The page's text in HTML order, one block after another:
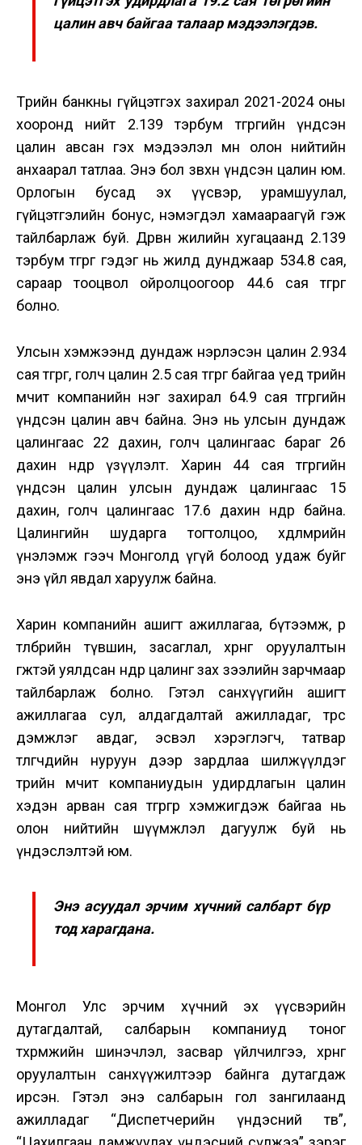
цалин авч байгаа талаар мэдээлэгдэв.
Төрийн банкны гүйцэтгэх захирал 2021-2024 оны
хооронд нийт 2.139 тэрбум төгрөгийн үндсэн
цалин авсан гэх мэдээлэл мөн олон нийтийн
анхаарал татлаа. Энэ бол зөвхөн үндсэн цалин юм.
Орлогын бусад эх үүсвэр, урамшуулал,
гүйцэтгэлийн бонус, нэмэгдэл хамаараагүй гэж
тайлбарлаж буй. Дөрвөн жилийн хугацаанд 2.139
тэрбум төгрөг гэдэг нь жилд дунджаар 534.8 сая,
сараар тооцвол ойролцоогоор 44.6 сая төгрөг
болно.
Улсын хэмжээнд дундаж нэрлэсэн цалин 2.934
сая төгрөг, голч цалин 2.5 сая төгрөг байгаа үед төрийн
өмчит компанийн нэг захирал 64.9 сая төгрөгийн
үндсэн цалин авч байна. Энэ нь улсын дундаж
цалингаас 22 дахин, голч цалингаас бараг 26
дахин өндөр үзүүлэлт. Харин 44 сая төгрөгийн
үндсэн цалин улсын дундаж цалингаас 15
дахин, голч цалингаас 17.6 дахин өндөр байна.
Цалингийн шударга тогтолцоо, хөдөлмөрийн
үнэлэмж гээч Монголд үгүй болоод удаж буйг
энэ үйл явдал харуулж байна.
Харин компанийн ашигт ажиллагаа, бүтээмж, өр
төлбөрийн түвшин, засаглал, хөрөнгө оруулалтын
өгөөжтэй уялдсан өндөр цалинг зах зээлийн зарчмаар
тайлбарлаж болно. Гэтэл санхүүгийн ашигт
ажиллагаа сул, алдагдалтай ажилладаг, төрөөс
дэмжлэг авдаг, эсвэл хэрэглэгч, татвар
төлөгчдийн нуруун дээр зардлаа шилжүүлдэг
төрийн өмчит компаниудын удирдлагын цалин
хэдэн арван сая төгрөгөөр хэмжигдэж байгаа нь
олон нийтийн шүүмжлэл дагуулж буй нь
үндэслэлтэй юм.
Энэ асуудал эрчим хүчний салбарт бүр
тод харагдана.
Монгол Улс эрчим хүчний эх үүсвэрийн
дутагдалтай, салбарын компаниуд тоног
төхөөрөмжийн шинэчлэл, засвар үйлчилгээ, хөрөнгө
оруулалтын санхүүжилтээр байнга дутагдаж
ирсэн. Гэтэл энэ салбарын гол зангилаанд
ажилладаг “Диспетчерийн үндэсний төв”,